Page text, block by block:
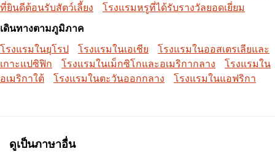
ที่ยินดีต้อนรับสัตว์เลี้ยง
โรงแรมหรูที่ได้รับรางวัลยอดเยี่ยม
เดินทางตามภูมิภาค
โรงแรมในยุโรป
โรงแรมในเอเชีย
โรงแรมในออสเตรเลียและ
เกาะแปซิฟิก
โรงแรมในเม็กซิโกและอเมริกากลาง
โรงแรมใน
อเมริกาใต้
โรงแรมในตะวันออกกลาง โรงแรมในแอฟริกา
ดูเป็นภาษาอื่น